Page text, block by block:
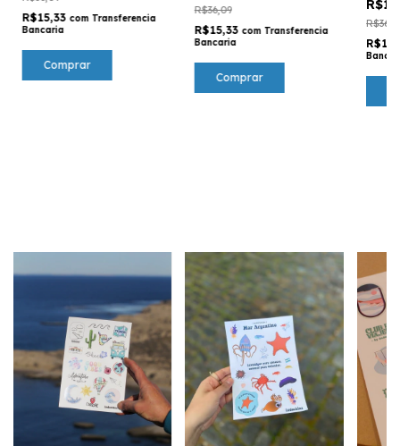
R$15,33 com Transferencia
Bancaria
R$36,09
R$15,33 com Transferencia
Bancaria